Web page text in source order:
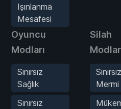
Işınlanma
Mesafesi
Oyuncu
Modları
Sınırsız
Sağlık
Sınırsız
Silah
Sınırsız
Mermi